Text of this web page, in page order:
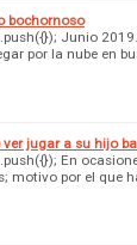
bochornoso
Junio
por la nube en
jugar a su hijo
En
motivo por el que